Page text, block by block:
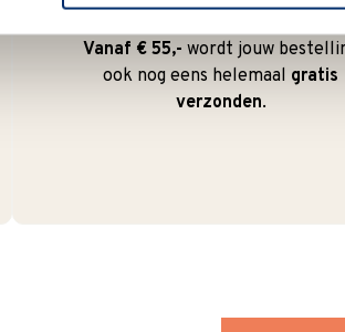
Vanaf € 55,- wordt jouw
ook nog eens helemaal gratis
verzonden.